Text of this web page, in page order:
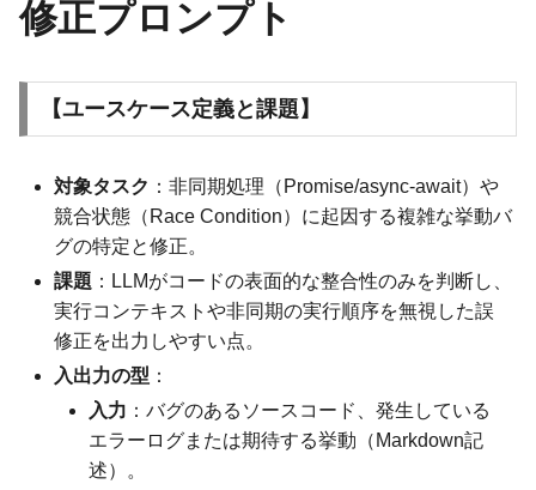
修正プロンプト
【ユースケース定義と課題】
対象タスク ：非同期処理（Promise/async-await）や
競合状態（Race Condition）に起因する複雑な挙動バ
グの特定と修正。
課題 ：LLMがコードの表面的な整合性のみを判断し、
実行コンテキストや非同期の実行順序を無視した誤
修正を出力しやすい点。
入出力の型 ：
入力 ：バグのあるソースコード、発生している
エラーログまたは期待する挙動（Markdown記
述）。